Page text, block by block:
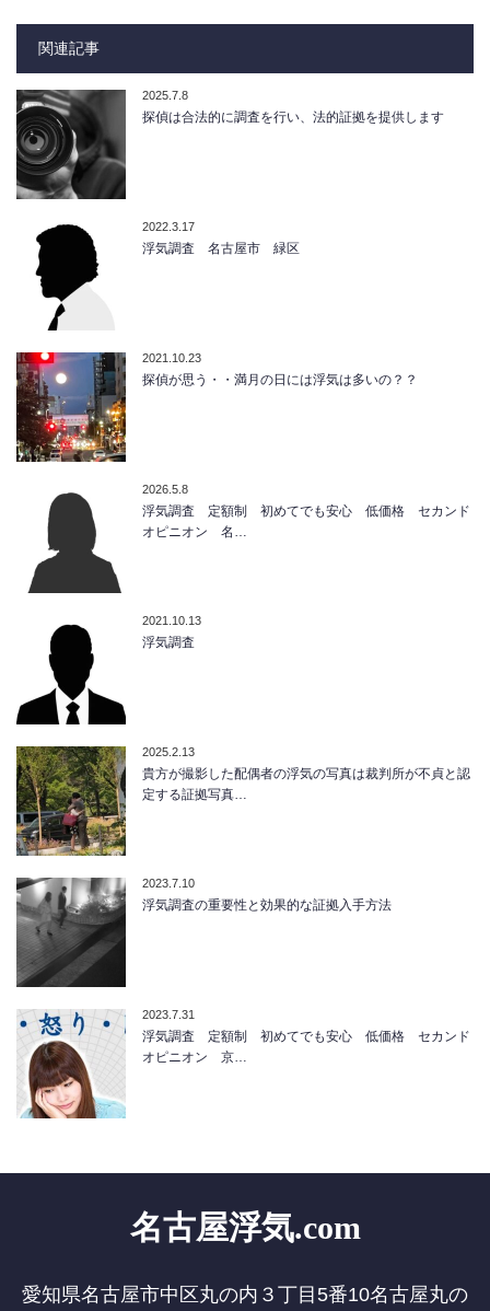
関連記事
2025.7.8
探偵は合法的に調査を行い、法的証拠を提供します
2022.3.17
浮気調査 名古屋市 緑区
2021.10.23
探偵が思う・・満月の日には浮気は多いの？？
2026.5.8
浮気調査 定額制 初めてでも安心 低価格 セカンド
オピニオン 名…
2021.10.13
浮気調査
2025.2.13
貴方が撮影した配偶者の浮気の写真は裁判所が不貞と認
定する証拠写真…
2023.7.10
浮気調査の重要性と効果的な証拠入手方法
2023.7.31
浮気調査 定額制 初めてでも安心 低価格 セカンド
オピニオン 京…
名古屋浮気.com
愛知県名古屋市中区丸の内３丁目5番10名古屋丸の